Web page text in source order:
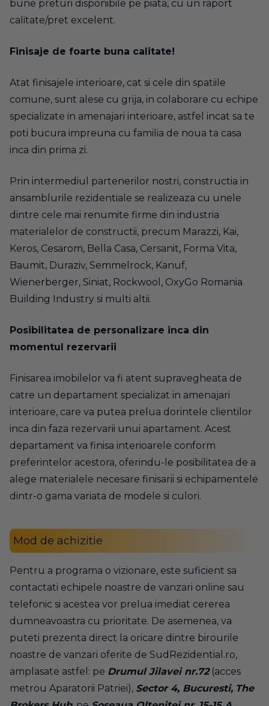
bune preturi disponibile pe piata, cu un raport
calitate/pret excelent.
Finisaje de foarte buna calitate!
Atat finisajele interioare, cat si cele din spatiile
comune, sunt alese cu grija, in colaborare cu echipe
specializate in amenajari interioare, astfel incat sa te
poti bucura impreuna cu familia de noua ta casa
inca din prima zi.
Prin intermediul partenerilor nostri, constructia in
ansamblurile rezidentiale se realizeaza cu unele
dintre cele mai renumite firme din industria
materialelor de constructii, precum Marazzi, Kai,
Keros, Cesarom, Bella Casa, Cersanit, Forma Vita,
Baumit, Duraziv, Semmelrock, Kanuf,
Wienerberger, Siniat, Rockwool, OxyGo Romania
Building Industry si multi altii.
Posibilitatea de personalizare inca din
momentul rezervarii
Finisarea imobilelor va fi atent supravegheata de
catre un departament specializat in amenajari
interioare, care va putea prelua dorintele clientilor
inca din faza rezervarii unui apartament. Acest
departament va finisa interioarele conform
preferintelor acestora, oferindu-le posibilitatea de a
alege materialele necesare finisarii si echipamentele
dintr-o gama variata de modele si culori.
Mod de achizitie
Pentru a programa o vizionare, este suficient sa
contactati echipele noastre de vanzari online sau
telefonic si acestea vor prelua imediat cererea
dumneavoastra cu prioritate. De asemenea, va
puteti prezenta direct la oricare dintre birourile
noastre de vanzari oferite de SudRezidential.ro,
amplasate astfel: pe Drumul Jilavei nr.72(acces
metrou Aparatorii Patriei), Sector 4, Bucuresti, The